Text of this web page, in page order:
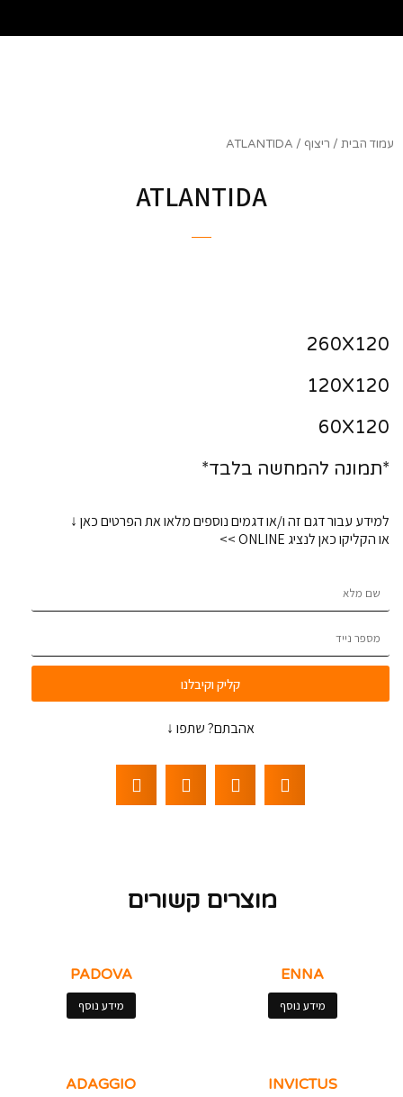
הַמְּסַיַּעַת
עמוד הבית / ריצוף / ATLANTIDA
ATLANTIDA
260X120
120X120
60X120
*תמונה להמחשה בלבד*
למידע עבור דגם זה ו/או דגמים נוספים מלאו את הפרטים כאן ↓
או הקליקו כאן לנציג ONLINE >>
קליק וקיבלנו
אהבתם? שתפו ↓
מוצרים קשורים
ENNA
מידע נוסף
PADOVA
מידע נוסף
INVICTUS
ADAGGIO